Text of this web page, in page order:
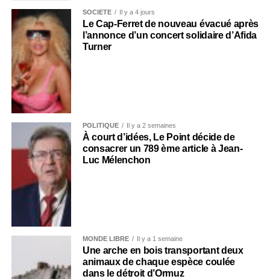
SOCIÉTÉ Il y a 4 jours
Le Cap-Ferret de nouveau évacué après
l’annonce d’un concert solidaire d’Afida
Turner
POLITIQUE Il y a 2 semaines
À court d’idées, Le Point décide de
consacrer un 789 ème article à Jean-
Luc Mélenchon
MONDE LIBRE Il y a 1 semaine
Une arche en bois transportant deux
animaux de chaque espèce coulée
dans le détroit d’Ormuz